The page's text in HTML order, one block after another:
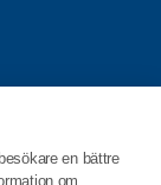
en bättre
om